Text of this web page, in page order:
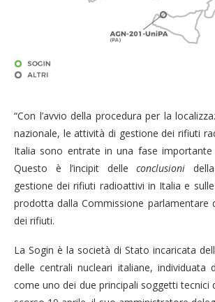
“Con l’avvio della procedura per la
nazionale, le attività di gestione dei rifiuti
Italia sono entrate in una fase importante
Questo è l’incipit delleconclusioni
gestione dei rifiuti radioattivi in Italia e
prodotta dalla Commissione parlamentare
dei rifiuti.
La Sogin è la società di Stato incaricata
delle centrali nucleari italiane, individuata
come uno dei due principali soggetti tecnici